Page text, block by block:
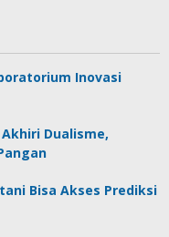
Inovasi
Akhiri Dualisme,
Bisa Akses Prediksi